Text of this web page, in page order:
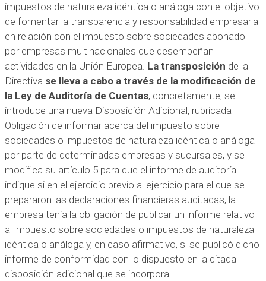
impuestos de naturaleza idéntica o análoga con el objetivo
de fomentar la transparencia y responsabilidad empresarial
en relación con el impuesto sobre sociedades abonado
por empresas multinacionales que desempeñan
actividades en la Unión Europea. La transposición de la
Directiva se lleva a cabo a través de la modificación de
la Ley de Auditoría de Cuentas, concretamente, se
introduce una nueva Disposición Adicional, rubricada
Obligación de informar acerca del impuesto sobre
sociedades o impuestos de naturaleza idéntica o análoga
por parte de determinadas empresas y sucursales, y se
modifica su artículo 5 para que el informe de auditoría
indique si en el ejercicio previo al ejercicio para el que se
prepararon las declaraciones financieras auditadas, la
empresa tenía la obligación de publicar un informe relativo
al impuesto sobre sociedades o impuestos de naturaleza
idéntica o análoga y, en caso afirmativo, si se publicó dicho
informe de conformidad con lo dispuesto en la citada
disposición adicional que se incorpora.